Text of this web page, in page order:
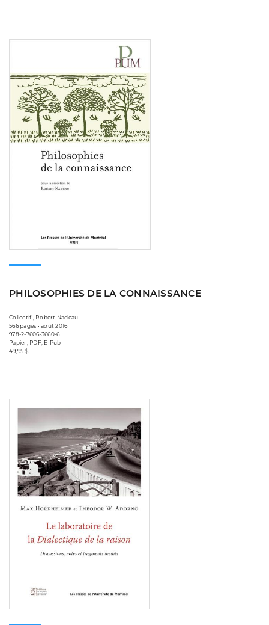
PHILOSOPHIES DE LA CONNAISSANCE
Collectif , Robert Nadeau
566 pages • août 2016
978-2-7606-3660-6
Papier, PDF, E-Pub
49,95 $